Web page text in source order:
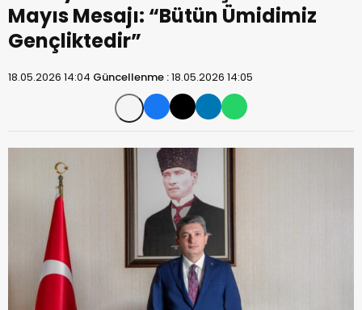
Mayıs Mesajı: “Bütün Ümidimiz
Gençliktedir”
18.05.2026 14:04 Güncellenme :18.05.2026 14:05